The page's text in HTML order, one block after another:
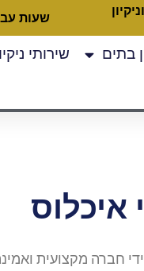
שעות עבודה: א-ה:
בתים שירותי
איכלוס
חברה מקצועית